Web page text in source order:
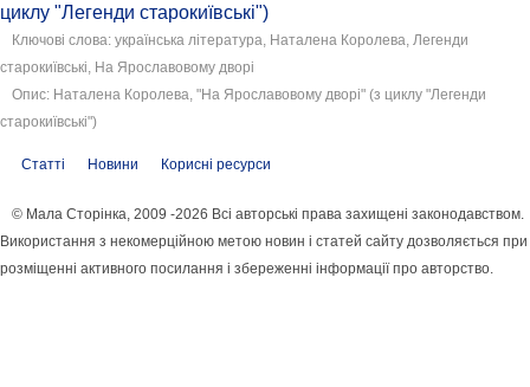
циклу "Легенди старокиївські")
Ключові слова: українська література, Наталена Королева, Легенди
старокиївські, На Ярославовому дворі
Опис: Наталена Королева, "На Ярославовому дворі" (з циклу "Легенди
старокиївські")
Статті Новини Корисні ресурси
© Мала Сторінка, 2009 -2026 Всі авторські права захищені законодавством.
Використання з некомерційною метою новин і статей сайту дозволяється при
розміщенні активного посилання і збереженні інформації про авторство.